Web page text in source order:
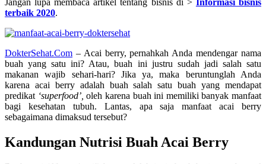
terbaik 2020.
DokterSehat.Com – Acai berry, pernahkah Anda mendengar nama
buah yang satu ini? Atau, buah ini justru sudah jadi salah satu
makanan wajib sehari-hari? Jika ya, maka beruntunglah Anda
karena acai berry adalah buah salah satu buah yang mendapat
predikat ‘superfood’,oleh karena buah ini memiliki banyak manfaat
bagi kesehatan tubuh. Lantas, apa saja manfaat acai berry
sebagaimana dimaksud tersebut?
Kandungan Nutrisi Buah Acai Berry